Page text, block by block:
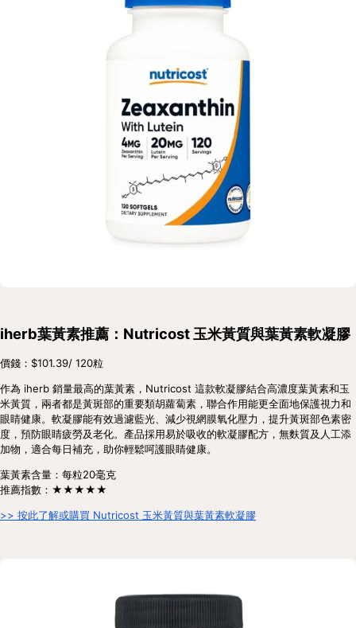
iherb葉黃素推薦：Nutricost 玉米黃質與葉黃素軟凝膠
價錢：$101.39/ 120粒
作為 iherb 銷量最高的葉黃素，Nutricost 這款軟凝膠結合高濃度葉黃素和玉
米黃質，兩者都是黃斑部的重要類胡蘿蔔素，聯合作用能更全面地保護視力和
眼睛健康。軟凝膠能有效過濾藍光、減少視網膜氧化壓力，提升黃斑部色素密
度，預防眼睛疲勞及老化。產品採用易於吸收的軟凝膠配方，無麩質及人工添
加物，適合每日補充，助你輕鬆呵護眼睛健康。
葉黃素含量：每粒20毫克
推薦指數：★★★★★
>> 按此了解或購買 Nutricost 玉米黃質與葉黃素軟凝膠